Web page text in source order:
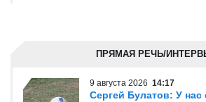
ПРЯМАЯ РЕЧЬ/
9 августа 2026 14:17
Сергей Булатов: У нас